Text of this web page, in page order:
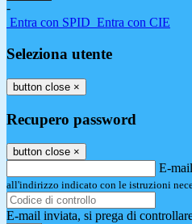
-
Entra con SPID Entra con CIE
Seleziona utente
button close ×
Recupero password
button close ×
E-mail
all'indirizzo indicato con le istruzioni
E-mail inviata, si prega di